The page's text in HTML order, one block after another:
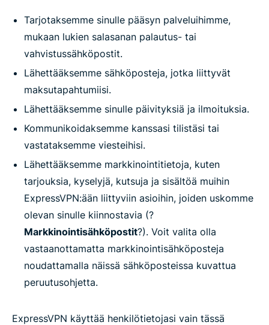
Tarjotaksemme sinulle pääsyn palveluihimme,
mukaan lukien salasanan palautus- tai
vahvistussähköpostit.
Lähettääksemme sähköposteja, jotka liittyvät
maksutapahtumiisi.
Lähettääksemme sinulle päivityksiä ja ilmoituksia.
Kommunikoidaksemme kanssasi tilistäsi tai
vastataksemme viesteihisi.
Lähettääksemme markkinointitietoja, kuten
tarjouksia, kyselyjä, kutsuja ja sisältöä muihin
ExpressVPN:ään liittyviin asioihin, joiden uskomme
olevan sinulle kiinnostavia (?
Markkinointisähköpostit?). Voit valita olla
vastaanottamatta markkinointisähköposteja
noudattamalla näissä sähköposteissa kuvattua
peruutusohjetta.
ExpressVPN käyttää henkilötietojasi vain tässä